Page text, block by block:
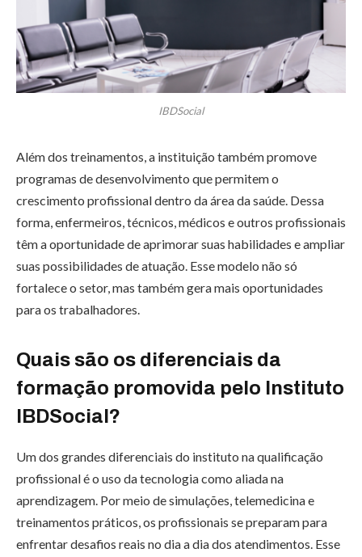
IBDSocial
Além dos treinamentos, a instituição também promove
programas de desenvolvimento que permitem o
crescimento profissional dentro da área da saúde. Dessa
forma, enfermeiros, técnicos, médicos e outros profissionais
têm a oportunidade de aprimorar suas habilidades e ampliar
suas possibilidades de atuação. Esse modelo não só
fortalece o setor, mas também gera mais oportunidades
para os trabalhadores.
Quais são os diferenciais da
formação promovida pelo Instituto
IBDSocial?
Um dos grandes diferenciais do instituto na qualificação
profissional é o uso da tecnologia como aliada na
aprendizagem. Por meio de simulações, telemedicina e
treinamentos práticos, os profissionais se preparam para
enfrentar desafios reais no dia a dia dos atendimentos. Esse